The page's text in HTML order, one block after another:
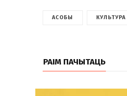
АСОБЫ КУЛЬТУРА
РАІМ ПАЧЫТАЦЬ